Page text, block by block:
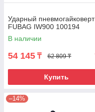
Ударный пневмогайковерт
FUBAG IW900 100194
В наличии
54 145 ₸ 62 809 ₸
Купить
–14%